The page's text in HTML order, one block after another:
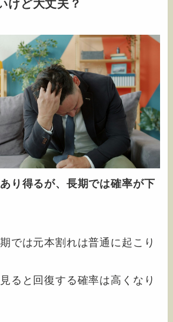
けど大丈夫？
り得るが、長期では確率が下
では元本割れは普通に起こり
ると回復する確率は高くなり